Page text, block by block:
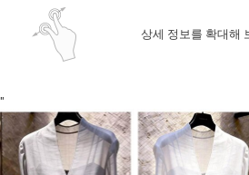
상세 정보를 확대해
"